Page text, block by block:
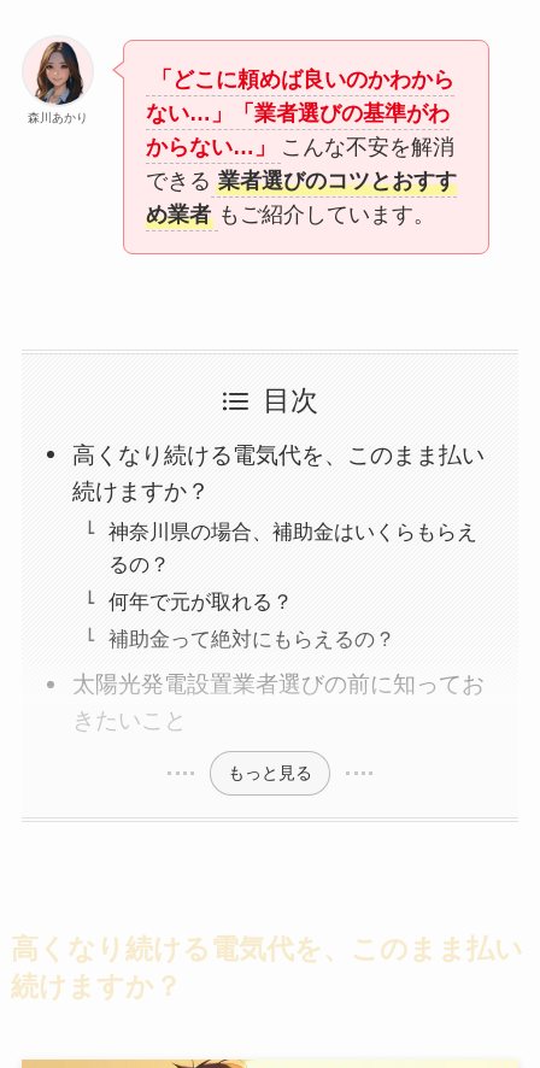
森川あかり
「どこに頼めば良いのかわから
ない…」「業者選びの基準がわ
からない…」
こんな不安を解消
できる 業者選びのコツとおすす
め業者 もご紹介しています。
目次
高くなり続ける電気代を、このまま払い
続けますか？
神奈川県の場合、補助金はいくらもらえ
るの？
何年で元が取れる？
補助金って絶対にもらえるの？
太陽光発電設置業者選びの前に知ってお
きたいこと
もっと見る
高くなり続ける電気代を、このまま払い
続けますか？